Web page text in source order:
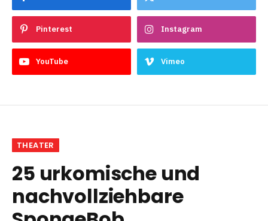
Pinterest Instagram
YouTube Vimeo
THEATER
25 urkomische und
nachvollziehbare